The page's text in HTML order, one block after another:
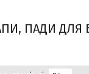
ПАДИ ДЛЯ